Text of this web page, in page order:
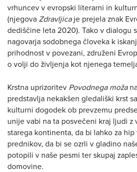
vrhuncev v evropski literarni in
(njegova Zdravljicaje prejela znak
dediščine leta 2020). Tako v dialogu
nagovarja sodobnega človeka k
prihodnost v povezani, združeni
o volji do življenja kot njenega
Krstna uprizoritev Povodnega moža
predstavlja nekakšen gledališki krst
kulturni dogodek ob prevzemu
unije vabi na ta posvečeni kraj ljudi z
starega kontinenta, da bi lahko za
prednikov, da bi se ozrli v gladino
potopili v naše pesmi ter skupaj
domovine.